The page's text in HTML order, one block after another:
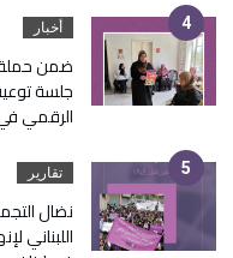
أخبار
جلسة
الرقمي
تقارير
نضال
اللبناني